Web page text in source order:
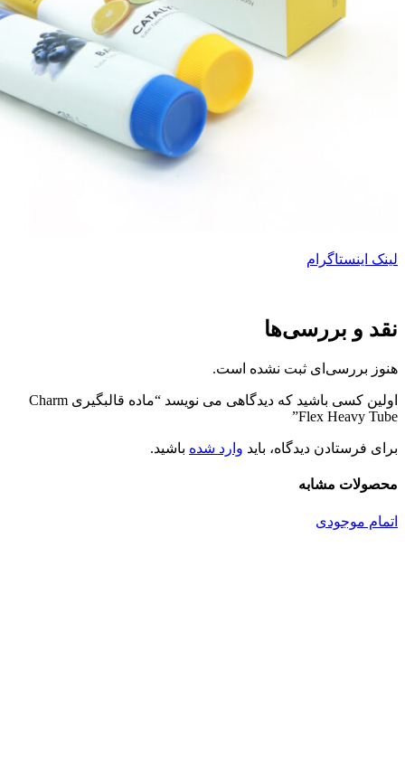
لینک اینستاگرام
نقد و بررسی‌ها
هنوز بررسی‌ای ثبت نشده است.
اولین کسی باشید که دیدگاهی می نویسد “ماده قالبگیری Charm
Flex Heavy Tube”
برای فرستادن دیدگاه، باید وارد شده باشید.
محصولات مشابه
اتمام موجودی